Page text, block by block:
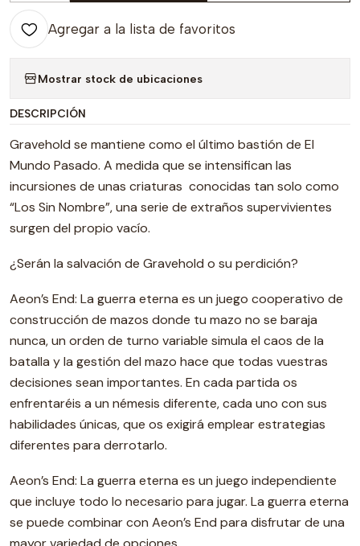
Agregar a la lista de favoritos
Mostrar stock de ubicaciones
DESCRIPCIÓN
Gravehold se mantiene como el último bastión de El
Mundo Pasado. A medida que se intensifican las
incursiones de unas criaturas conocidas tan solo como
“Los Sin Nombre”, una serie de extraños supervivientes
surgen del propio vacío.
¿Serán la salvación de Gravehold o su perdición?
Aeon’s End: La guerra eterna es un juego cooperativo de
construcción de mazos donde tu mazo no se baraja
nunca, un orden de turno variable simula el caos de la
batalla y la gestión del mazo hace que todas vuestras
decisiones sean importantes. En cada partida os
enfrentaréis a un némesis diferente, cada uno con sus
habilidades únicas, que os exigirá emplear estrategias
diferentes para derrotarlo.
Aeon’s End: La guerra eterna es un juego independiente
que incluye todo lo necesario para jugar. La guerra eterna
se puede combinar con Aeon’s End para disfrutar de una